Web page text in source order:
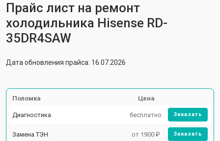
Прайс лист на ремонт
холодильника Hisense RD-
35DR4SAW
Дата обновления прайса: 16.07.2026
Поломка Цена
Диагностика бесплатно Заказать
Замена ТЭН от 1900 ₽ Заказать